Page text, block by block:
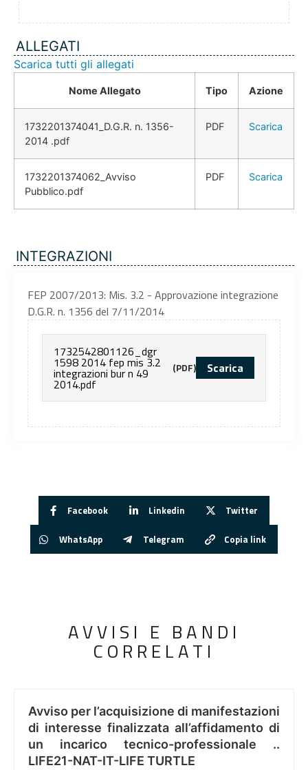
ALLEGATI
Scarica tutti gli allegati
Nome Allegato Tipo Azione
1732201374041_D.G.R. n. 1356-
2014 .pdf
PDF Scarica
1732201374062_Avviso
Pubblico.pdf
PDF Scarica
INTEGRAZIONI
FEP 2007/2013: Mis. 3.2 - Approvazione integrazione
D.G.R. n. 1356 del 7/11/2014
1732542801126_dgr
1598 2014 fep mis 3.2
integrazioni bur n 49
2014.pdf
(PDF) Scarica
Facebook Linkedin Twitter
WhatsApp Telegram Copia link
AVVISI E BANDI
CORRELATI
Avviso per l’acquisizione di manifestazioni
di interesse finalizzata all’affidamento di
un incarico tecnico-professionale ..
LIFE21-NAT-IT-LIFE TURTLE